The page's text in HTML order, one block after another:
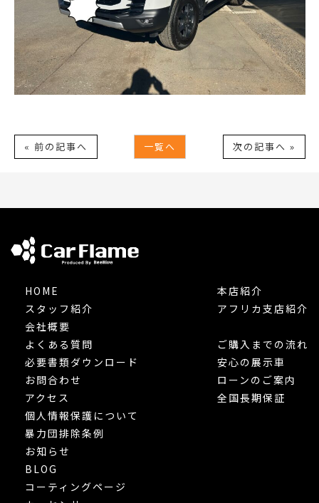
« 前の記事へ 一覧へ 次の記事へ »
HOME
スタッフ紹介
会社概要
本店紹介
アフリカ支店紹介
よくある質問
必要書類ダウンロード
お問合わせ
アクセス
個人情報保護について
暴力団排除条例
お知らせ
BLOG
ご購入までの流れ
安心の展示車
ローンのご案内
全国長期保証
コーティングページ